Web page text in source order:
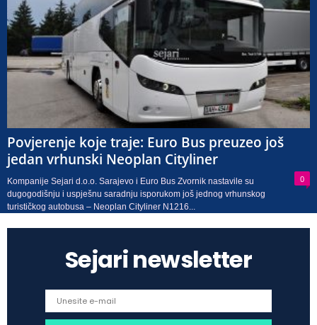
Povjerenje koje traje: Euro Bus preuzeo još
jedan vrhunski Neoplan Cityliner
0
Kompanije Sejari d.o.o. Sarajevo i Euro Bus Zvornik nastavile su
dugogodišnju i uspješnu saradnju isporukom još jednog vrhunskog
turističkog autobusa – Neoplan Cityliner N1216...
Sejari newsletter